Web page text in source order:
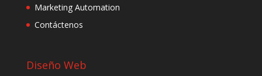
Marketing Automation
Contáctenos
Diseño Web